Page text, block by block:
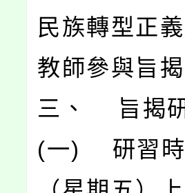
民族轉型正
教師參與旨
三、 旨揭
(一) 研習時